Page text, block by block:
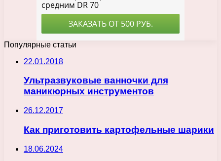
Популярные статьи
22.01.2018
Ультразвуковые ванночки для
маникюрных инструментов
26.12.2017
Как приготовить картофельные шарики
18.06.2024